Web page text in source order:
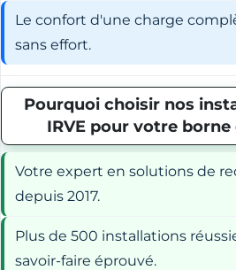
Le confort d'une charge
sans effort.
Pourquoi choisir nos
IRVE pour votre
Votre expert en solutions de
depuis 2017.
Plus de 500 installations
savoir-faire éprouvé.